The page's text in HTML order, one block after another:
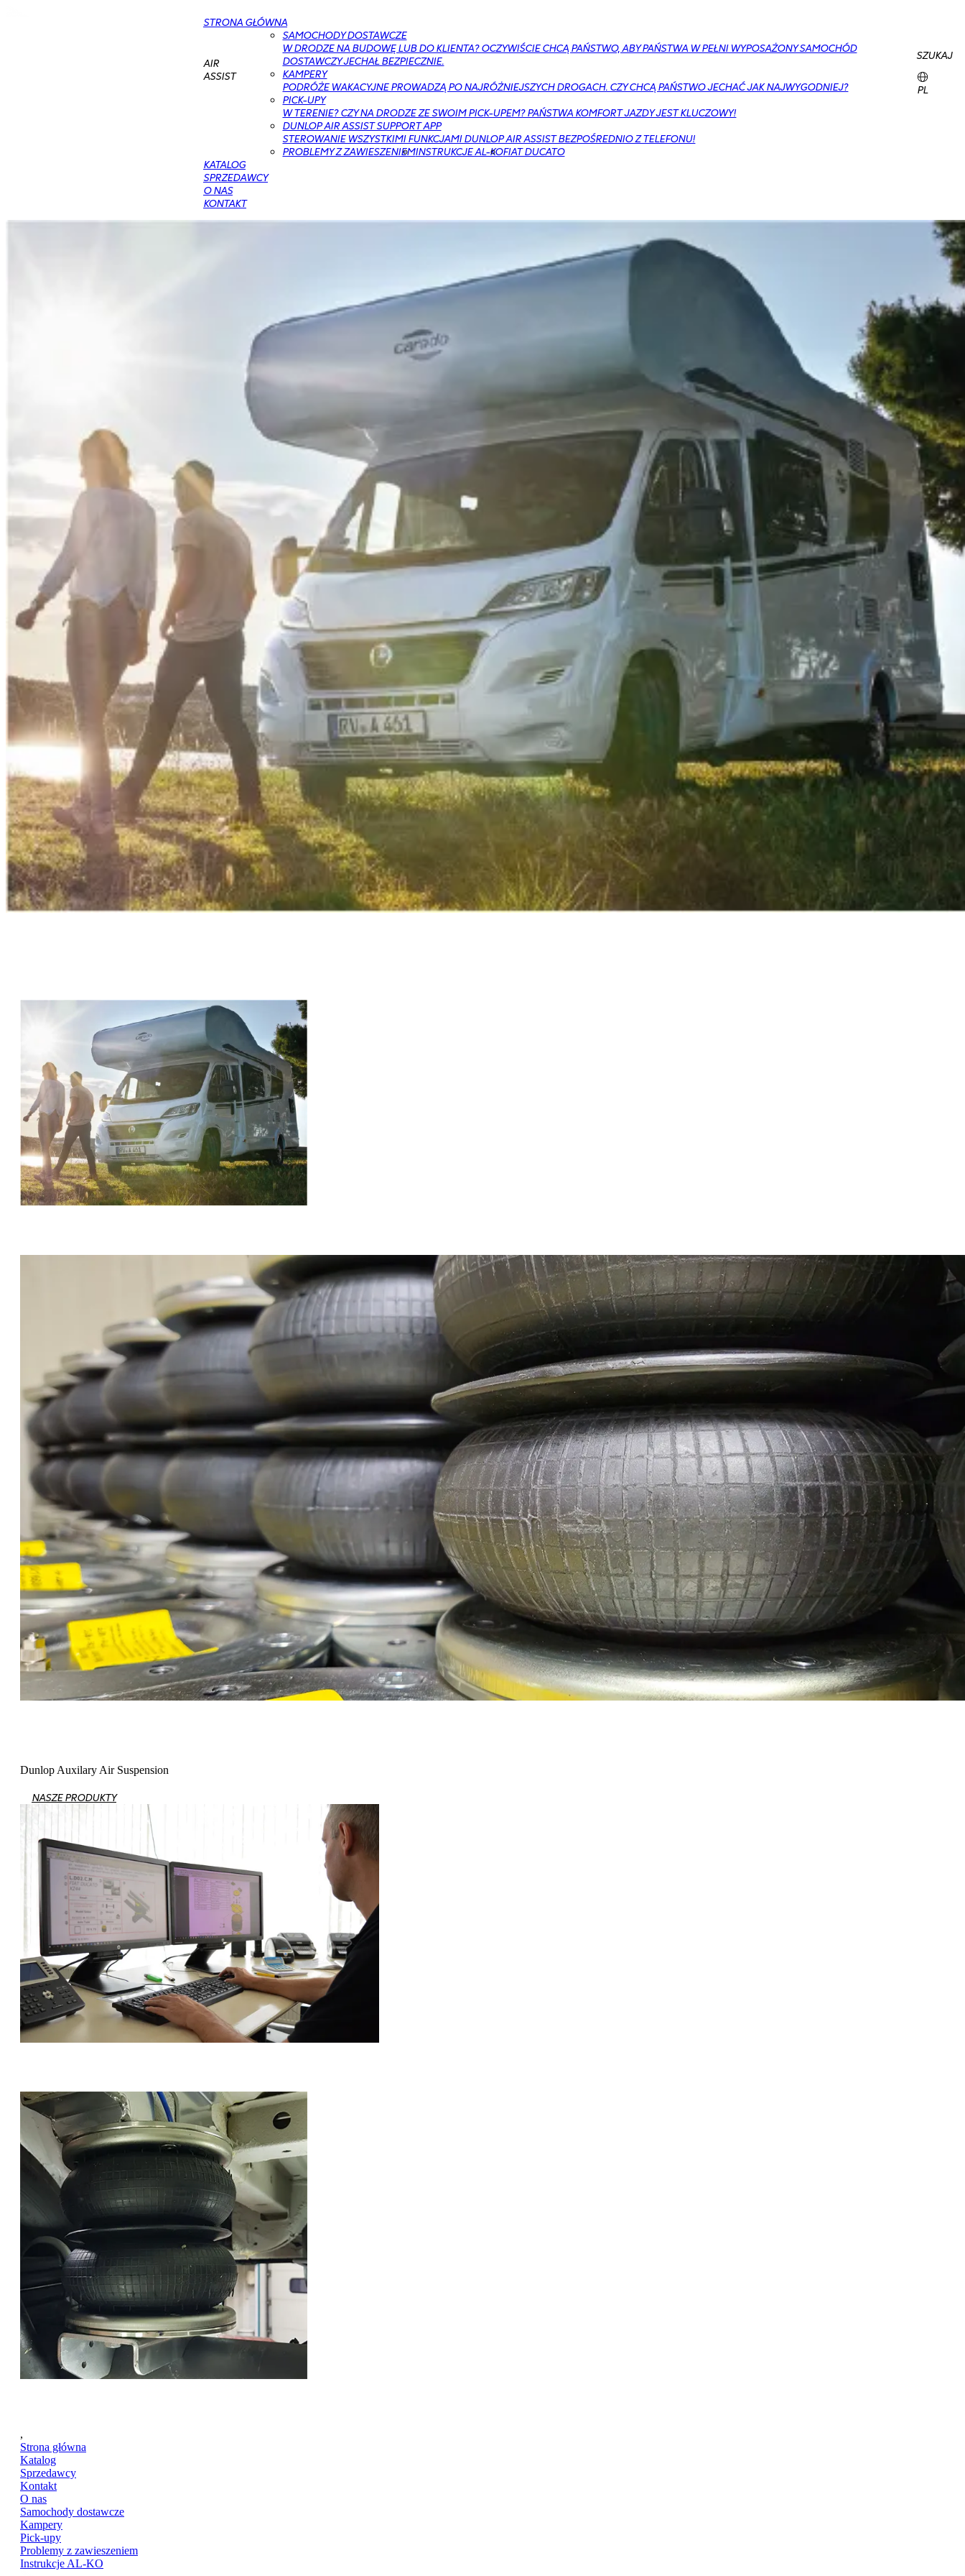
STRONA GŁÓWNA
AIR
ASSIST
SAMOCHODY DOSTAWCZE
W DRODZE NA BUDOWĘ LUB DO KLIENTA? OCZYWIŚCIE CHCĄ PAŃSTWO, ABY PAŃSTWA W PEŁNI WYPOSAŻONY SAMOCHÓD
DOSTAWCZY JECHAŁ BEZPIECZNIE.
KAMPERY
PODRÓŻE WAKACYJNE PROWADZĄ PO NAJRÓŻNIEJSZYCH DROGACH. CZY CHCĄ PAŃSTWO JECHAĆ JAK NAJWYGODNIEJ?
PICK-UPY
W TERENIE? CZY NA DRODZE ZE SWOIM PICK-UPEM? PAŃSTWA KOMFORT JAZDY JEST KLUCZOWY!
DUNLOP AIR ASSIST SUPPORT APP
STEROWANIE WSZYSTKIMI FUNKCJAMI DUNLOP AIR ASSIST BEZPOŚREDNIO Z TELEFONU!
PROBLEMY Z ZAWIESZENIEMINSTRUKCJE AL-KOFIAT DUCATO
KATALOG
SPRZEDAWCY
O NAS
KONTAKT
SZUKAJ
PL
Dunlop Auxilary Air Suspension
NASZE PRODUKTY
,
Strona główna
Katalog
Sprzedawcy
Kontakt
O nas
Samochody dostawcze
Kampery
Pick-upy
Problemy z zawieszeniem
Instrukcje AL-KO